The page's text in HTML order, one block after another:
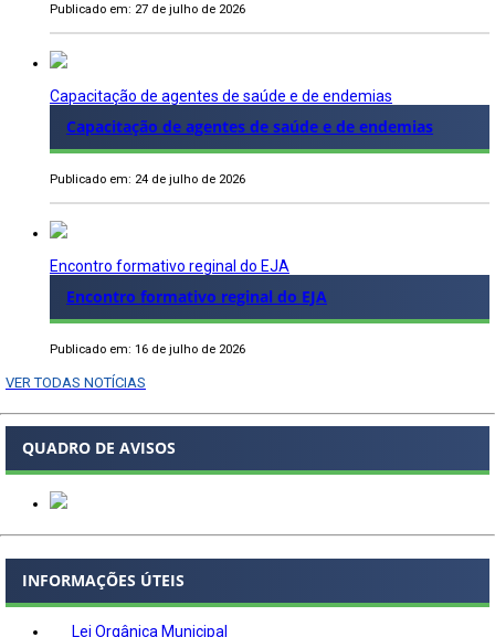
Publicado em: 27 de julho de 2026
Capacitação de agentes de saúde e de endemias
Capacitação de agentes de saúde e de endemias
Publicado em: 24 de julho de 2026
Encontro formativo reginal do EJA
Encontro formativo reginal do EJA
Publicado em: 16 de julho de 2026
VER TODAS NOTÍCIAS
QUADRO DE AVISOS
INFORMAÇÕES ÚTEIS
Lei Orgânica Municipal